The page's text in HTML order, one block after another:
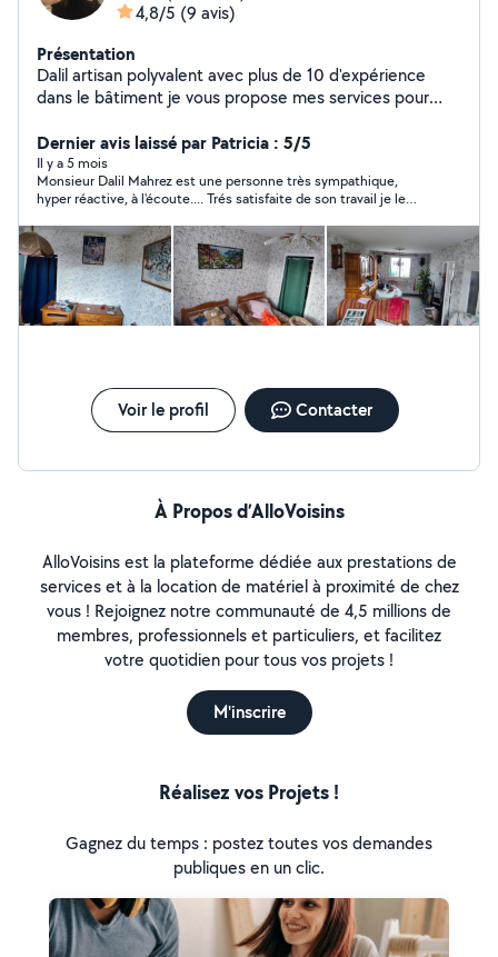
4,8/5 (9 avis)
Présentation
Dalil artisan polyvalent avec plus de 10 d'expérience
dans le bâtiment je vous propose mes services pour
intérieur Mes compétences : -peinture intérieure,
(mur,plafond finition soignée) - tapisserie, papier peint
(pose droite , raccord propre) - placoplâtre (cloison,
doublage,faux plafond, bandes et enduit) -pose de sols,
parquet flottant, stratifié,PVC -travaux de rénovation
général -pose de meubles cuisine et réalisation de
cuisine complète Sérieux ponctuel et minutieux ,je
travail proprement et respect les délais Je reste à votre
disposition n'hésitez à me contacter Mercii
Dernier avis laissé par Patricia : 5/5
Il y a 5 mois
Monsieur Dalil Mahrez est une personne très sympathique,
hyper réactive, à l'écoute.... Trés satisfaite de son travail je le
Voir le profil Contacter
À Propos d’AlloVoisins
AlloVoisins est la plateforme dédiée aux prestations de
services et à la location de matériel à proximité de chez
vous ! Rejoignez notre communauté de 4,5 millions de
membres, professionnels et particuliers, et facilitez
votre quotidien pour tous vos projets !
M'inscrire
Réalisez vos Projets !
Gagnez du temps : postez toutes vos demandes
publiques en un clic.